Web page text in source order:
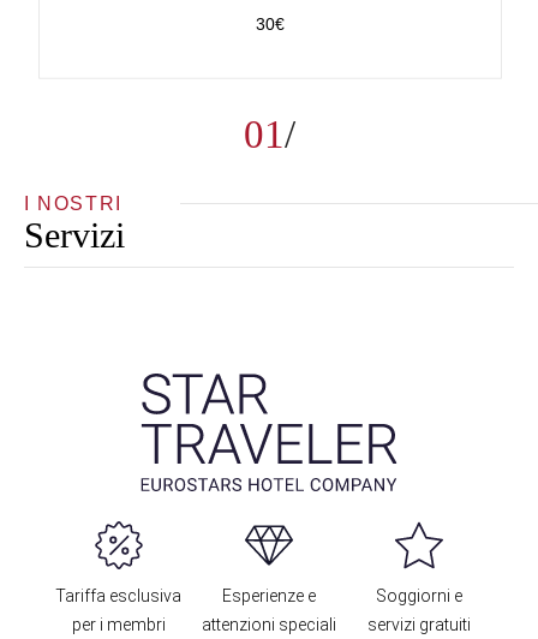
01
30€
I NOSTRI
Servizi
Tariffa esclusiva
per i membri
Esperienze e
attenzioni speciali
Soggiorni e
servizi gratuiti